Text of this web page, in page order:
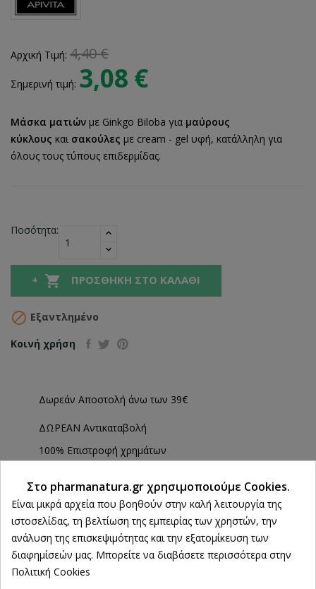
Αρχική Τιμή: 4,40 €
Σημερινή τιμή: 3,08 €
Μάσκα ματιών με Ginkgo Biloba για μαύρους
κύκλους και σακούλες με cream - gel υφή, κατάλληλη για
όλους τους τύπους επιδερμίδας.
Ποσότητα:
 ΠΡΟΣΘΉΚΗ ΣΤΟ ΚΑΛΆΘΙ
 Εξαντλημένο
Κοινή χρήση
Δωρεάν Αποστολή άνω των 39€
ΔΩΡΕΑΝ Αντικαταβολή
100% Επιστροφή χρημάτων
Άμεση Παραλαβή
από 2 Φυσικά Καταστήματα
ΠΕΡΙΓΡΑΦΉ
Στο pharmanatura.gr χρησιμοποιούμε Cookies.
Είναι μικρά αρχεία που βοηθούν στην καλή λειτουργία της
ιστοσελίδας, τη βελτίωση της εμπειρίας των χρηστών, την
ανάλυση της επισκεψιμότητας και την εξατομίκευση των
διαφημίσεών μας. Μπορείτε να διαβάσετε περισσότερα στην
Πολιτική Cookies